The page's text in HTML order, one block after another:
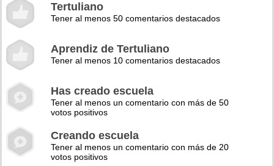
Tertuliano
Tener al menos 50 comentarios destacados
Aprendiz de Tertuliano
Tener al menos 10 comentarios destacados
Has creado escuela
Tener al menos un comentario con más de 50
votos positivos
Creando escuela
Tener al menos un comentario con más de 20
votos positivos